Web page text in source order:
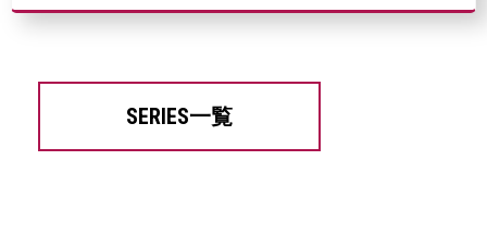
SERIES一覧